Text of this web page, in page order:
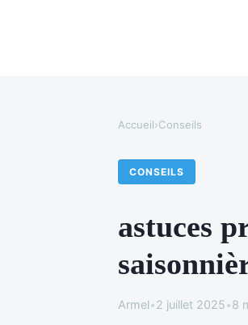
Accueil›Conseils
CONSEILS
astuces
Armel•2 juillet 2025•8